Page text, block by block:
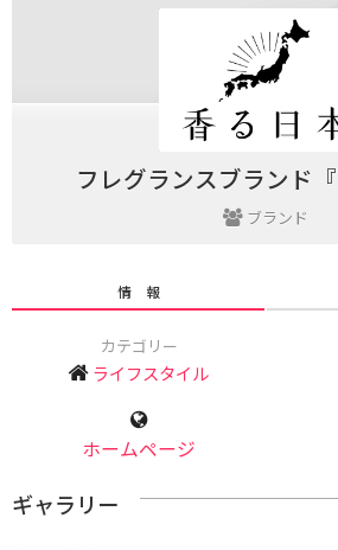
フレグランスブランド『
ブランド
情 報
カテゴリー
ライフスタイル
ホームページ
ギャラリー